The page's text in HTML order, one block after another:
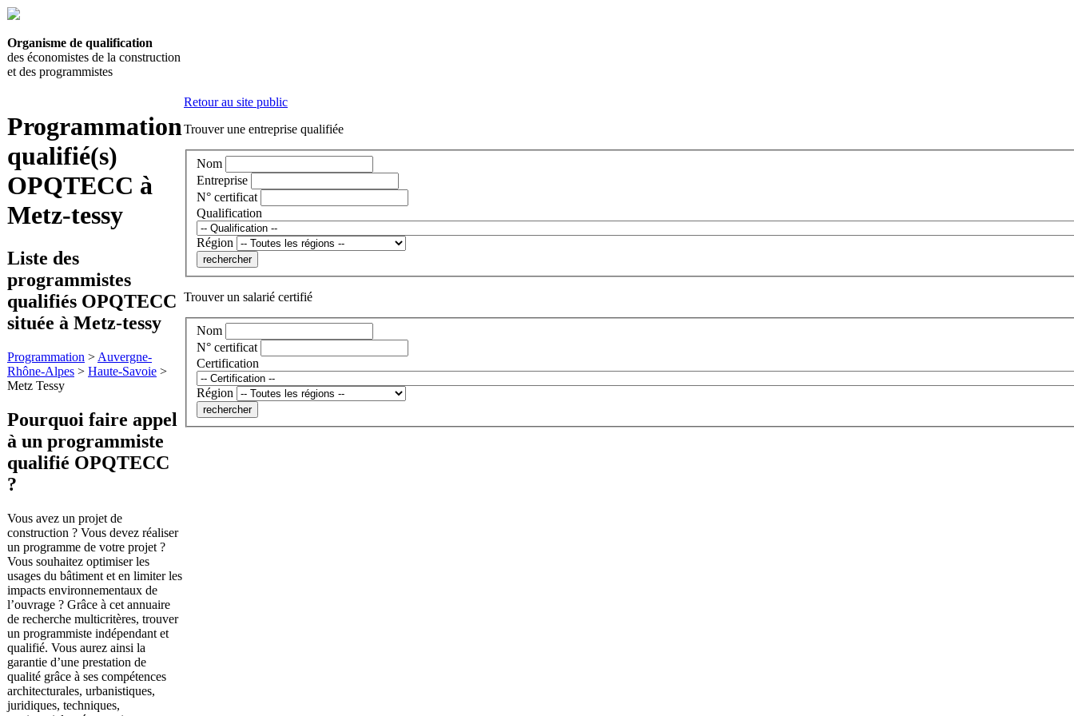
Organisme de qualification
des économistes de la construction
et des programmistes
Programmation
qualifié(s)
OPQTECC à
Metz-tessy
Liste des
programmistes
qualifiés OPQTECC
située à Metz-tessy
Programmation > Auvergne-
Rhône-Alpes > Haute-Savoie >
Metz Tessy
Pourquoi faire appel
à un programmiste
qualifié OPQTECC
?
Vous avez un projet de
construction ? Vous devez réaliser
un programme de votre projet ?
Vous souhaitez optimiser les
usages du bâtiment et en limiter les
impacts environnementaux de
l’ouvrage ? Grâce à cet annuaire
de recherche multicritères, trouver
un programmiste indépendant et
qualifié. Vous aurez ainsi la
garantie d’une prestation de
qualité grâce à ses compétences
architecturales, urbanistiques,
juridiques, techniques,
Retour au site public
Trouver une entreprise qualifiée
Nom
Entreprise
N° certificat
Qualification
Région
Trouver un salarié certifié
Nom
N° certificat
Certification
Région